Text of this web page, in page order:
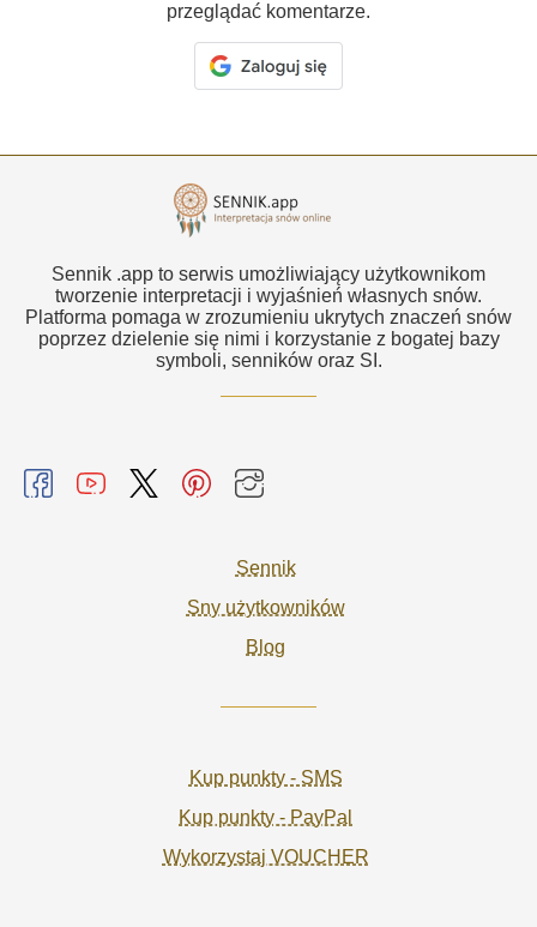
przeglądać komentarze.
Sennik .app to serwis umożliwiający użytkownikom
tworzenie interpretacji i wyjaśnień własnych snów.
Platforma pomaga w zrozumieniu ukrytych znaczeń snów
poprzez dzielenie się nimi i korzystanie z bogatej bazy
symboli, senników oraz SI.
Sennik
Sny użytkowników
Blog
Kup punkty - SMS
Kup punkty - PayPal
Wykorzystaj VOUCHER